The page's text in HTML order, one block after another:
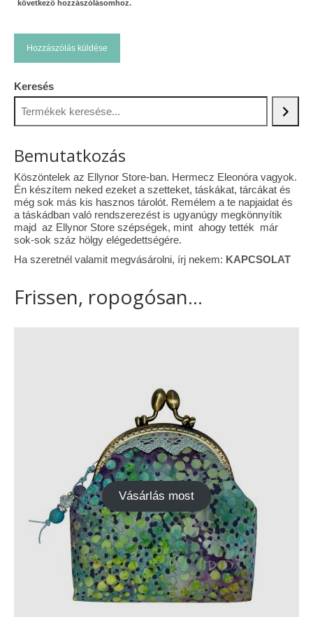
következő hozzászólásomhoz.
Keresés
Bemutatkozás
Köszöntelek az Ellynor Store-ban. Hermecz Eleonóra vagyok.
Én készítem neked ezeket a szetteket, táskákat, tárcákat és
még sok más kis hasznos tárolót. Remélem a te napjaidat és
a táskádban való rendszerezést is ugyanúgy megkönnyítik
majd az Ellynor Store szépségek, mint ahogy tették már
sok-sok száz hölgy elégedettségére.
Ha szeretnél valamit megvásárolni, írj nekem: KAPCSOLAT
Frissen, ropogósan...
Vásárlás most